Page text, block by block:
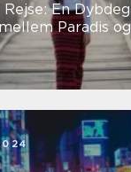
En
Paradis